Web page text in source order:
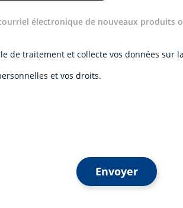
électronique de nouveaux produits
de traitement et collecte vos données sur
et vos droits.
Envoyer